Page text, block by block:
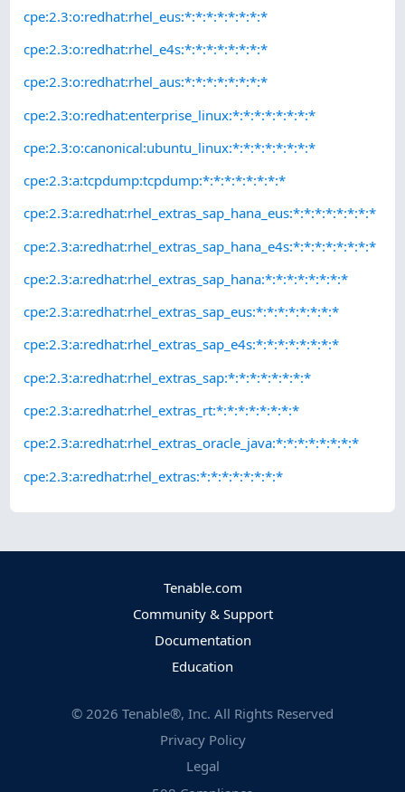
cpe:2.3:o:redhat:rhel_eus:*:*:*:*:*:*:*:*
cpe:2.3:o:redhat:rhel_e4s:*:*:*:*:*:*:*:*
cpe:2.3:o:redhat:rhel_aus:*:*:*:*:*:*:*:*
cpe:2.3:o:redhat:enterprise_linux:*:*:*:*:*:*:*:*
cpe:2.3:o:canonical:ubuntu_linux:*:*:*:*:*:*:*:*
cpe:2.3:a:tcpdump:tcpdump:*:*:*:*:*:*:*:*
cpe:2.3:a:redhat:rhel_extras_sap_hana_eus:*:*:*:*:*:*:*:*
cpe:2.3:a:redhat:rhel_extras_sap_hana_e4s:*:*:*:*:*:*:*:*
cpe:2.3:a:redhat:rhel_extras_sap_hana:*:*:*:*:*:*:*:*
cpe:2.3:a:redhat:rhel_extras_sap_eus:*:*:*:*:*:*:*:*
cpe:2.3:a:redhat:rhel_extras_sap_e4s:*:*:*:*:*:*:*:*
cpe:2.3:a:redhat:rhel_extras_sap:*:*:*:*:*:*:*:*
cpe:2.3:a:redhat:rhel_extras_rt:*:*:*:*:*:*:*:*
cpe:2.3:a:redhat:rhel_extras_oracle_java:*:*:*:*:*:*:*:*
cpe:2.3:a:redhat:rhel_extras:*:*:*:*:*:*:*:*
Tenable.com
Community & Support
Documentation
Education
© 2026 Tenable®, Inc. All Rights Reserved
Privacy Policy
Legal